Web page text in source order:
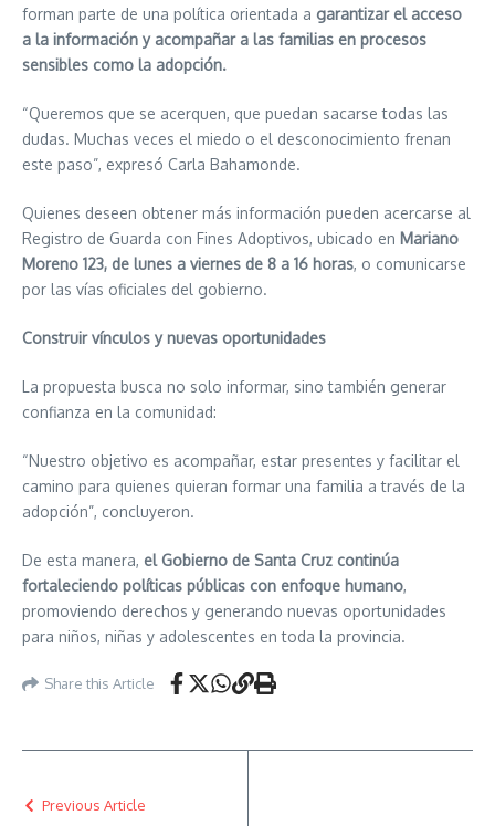
forman parte de una política orientada a garantizar el acceso
a la información y acompañar a las familias en procesos
sensibles como la adopción.
“Queremos que se acerquen, que puedan sacarse todas las
dudas. Muchas veces el miedo o el desconocimiento frenan
este paso”, expresó Carla Bahamonde.
Quienes deseen obtener más información pueden acercarse al
Registro de Guarda con Fines Adoptivos, ubicado en Mariano
Moreno 123, de lunes a viernes de 8 a 16 horas, o comunicarse
por las vías oficiales del gobierno.
Construir vínculos y nuevas oportunidades
La propuesta busca no solo informar, sino también generar
confianza en la comunidad:
“Nuestro objetivo es acompañar, estar presentes y facilitar el
camino para quienes quieran formar una familia a través de la
adopción”, concluyeron.
De esta manera, el Gobierno de Santa Cruz continúa
fortaleciendo políticas públicas con enfoque humano,
promoviendo derechos y generando nuevas oportunidades
para niños, niñas y adolescentes en toda la provincia.
Share this Article
Previous Article